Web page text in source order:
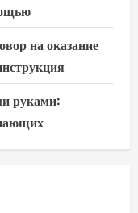
на оказание
руками: